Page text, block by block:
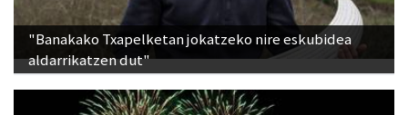
"Banakako Txapelketan jokatzeko nire eskubidea
aldarrikatzen dut"